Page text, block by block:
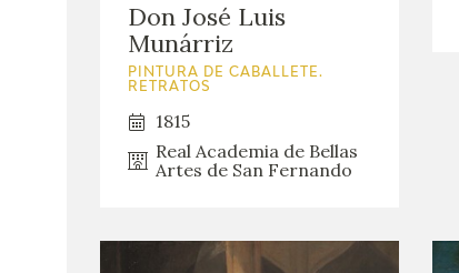
Don José Luis
Munárriz
PINTURA DE CABALLETE.
RETRATOS
1815
Real Academia de Bellas
Artes de San Fernando